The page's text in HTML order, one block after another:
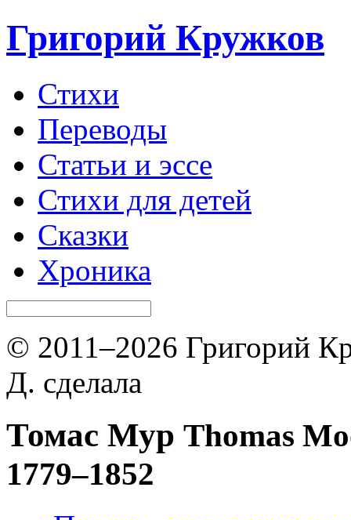
Григорий Кружков
Стихи
Переводы
Статьи и эссе
Стихи для детей
Сказки
Хроника
© 2011–2026 Григорий
Д. сделала
Томас Мур Thomas
1779–1852